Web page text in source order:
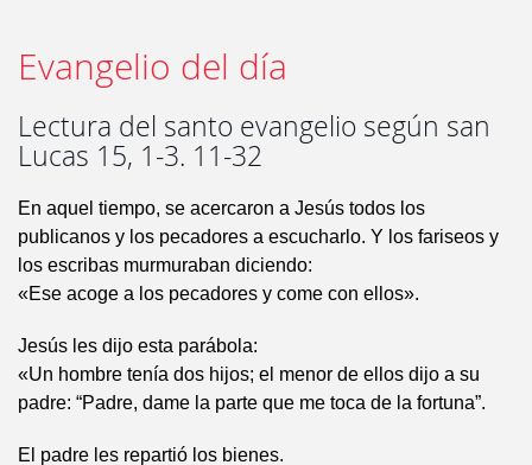
Evangelio del día
Lectura del santo evangelio según san
Lucas 15, 1-3. 11-32
En aquel tiempo, se acercaron a Jesús todos los
publicanos y los pecadores a escucharlo. Y los fariseos y
los escribas murmuraban diciendo:
«Ese acoge a los pecadores y come con ellos».
Jesús les dijo esta parábola:
«Un hombre tenía dos hijos; el menor de ellos dijo a su
padre: “Padre, dame la parte que me toca de la fortuna”.
El padre les repartió los bienes.